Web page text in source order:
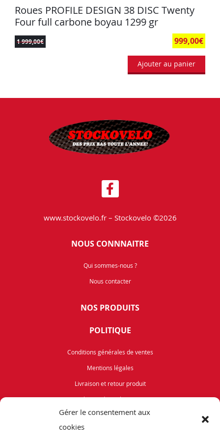
Gérer le consentement aux
cookies
Roues PROFILE DESIGN 38 DISC Twenty
Four full carbone boyau 1299 gr
1 999,00€ 999,00€
Ajouter au panier
www.stockovelo.fr – Stockovelo ©2026
NOUS CONNNAITRE
Qui sommes-nous ?
Nous contacter
NOS PRODUITS
POLITIQUE
Conditions générales de ventes
Mentions légales
Livraison et retour produit
Politique de cookies (UE)